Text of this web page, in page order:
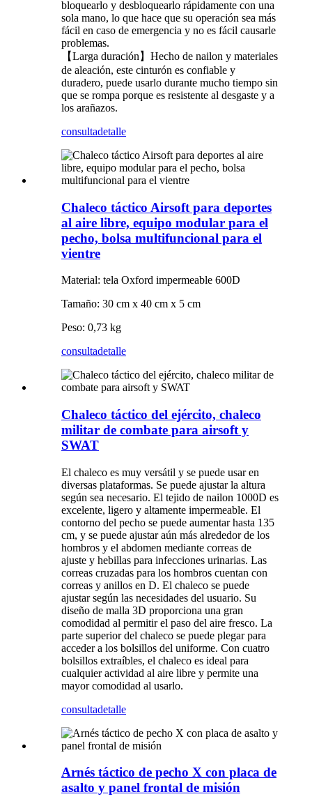
bloquearlo y desbloquearlo rápidamente con una
sola mano, lo que hace que su operación sea más
fácil en caso de emergencia y no es fácil causarle
problemas.
【Larga duración】Hecho de nailon y materiales
de aleación, este cinturón es confiable y
duradero, puede usarlo durante mucho tiempo sin
que se rompa porque es resistente al desgaste y a
los arañazos.
consultadetalle
Chaleco táctico Airsoft para deportes
al aire libre, equipo modular para el
pecho, bolsa multifuncional para el
vientre
Material: tela Oxford impermeable 600D
Tamaño: 30 cm x 40 cm x 5 cm
Peso: 0,73 kg
consultadetalle
Chaleco táctico del ejército, chaleco
militar de combate para airsoft y
SWAT
El chaleco es muy versátil y se puede usar en
diversas plataformas. Se puede ajustar la altura
según sea necesario. El tejido de nailon 1000D es
excelente, ligero y altamente impermeable. El
contorno del pecho se puede aumentar hasta 135
cm, y se puede ajustar aún más alrededor de los
hombros y el abdomen mediante correas de
ajuste y hebillas para infecciones urinarias. Las
correas cruzadas para los hombros cuentan con
correas y anillos en D. El chaleco se puede
ajustar según las necesidades del usuario. Su
diseño de malla 3D proporciona una gran
comodidad al permitir el paso del aire fresco. La
parte superior del chaleco se puede plegar para
acceder a los bolsillos del uniforme. Con cuatro
bolsillos extraíbles, el chaleco es ideal para
cualquier actividad al aire libre y permite una
mayor comodidad al usarlo.
consultadetalle
Arnés táctico de pecho X con placa de
asalto y panel frontal de misión